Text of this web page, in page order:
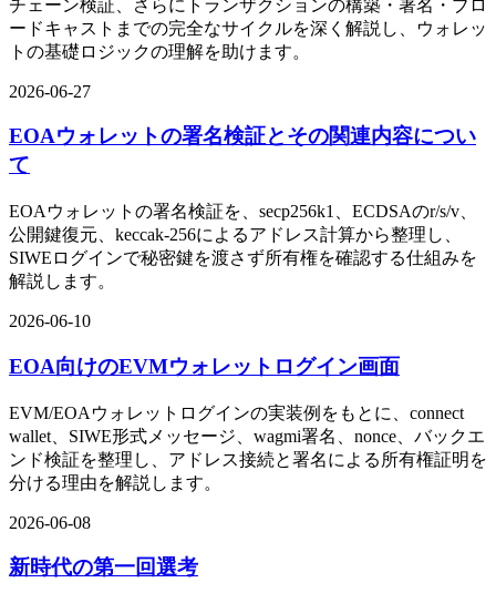
チェーン検証、さらにトランザクションの構築・署名・ブロ
ードキャストまでの完全なサイクルを深く解説し、ウォレッ
トの基礎ロジックの理解を助けます。
2026-06-27
EOAウォレットの署名検証とその関連内容につい
て
EOAウォレットの署名検証を、secp256k1、ECDSAのr/s/v、
公開鍵復元、keccak-256によるアドレス計算から整理し、
SIWEログインで秘密鍵を渡さず所有権を確認する仕組みを
解説します。
2026-06-10
EOA向けのEVMウォレットログイン画面
EVM/EOAウォレットログインの実装例をもとに、connect
wallet、SIWE形式メッセージ、wagmi署名、nonce、バックエ
ンド検証を整理し、アドレス接続と署名による所有権証明を
分ける理由を解説します。
2026-06-08
新時代の第一回選考